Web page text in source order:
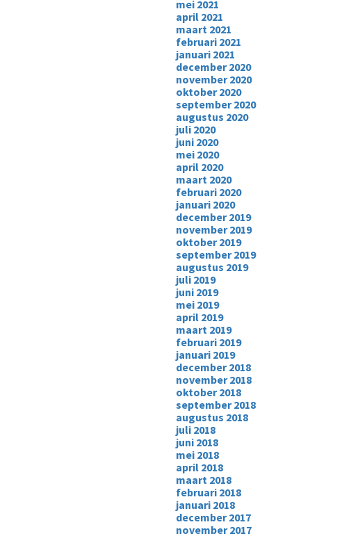
mei 2021
april 2021
maart 2021
februari 2021
januari 2021
december 2020
november 2020
oktober 2020
september 2020
augustus 2020
juli 2020
juni 2020
mei 2020
april 2020
maart 2020
februari 2020
januari 2020
december 2019
november 2019
oktober 2019
september 2019
augustus 2019
juli 2019
juni 2019
mei 2019
april 2019
maart 2019
februari 2019
januari 2019
december 2018
november 2018
oktober 2018
september 2018
augustus 2018
juli 2018
juni 2018
mei 2018
april 2018
maart 2018
februari 2018
januari 2018
december 2017
november 2017